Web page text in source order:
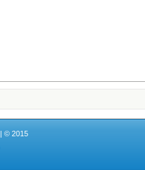
| © 2015